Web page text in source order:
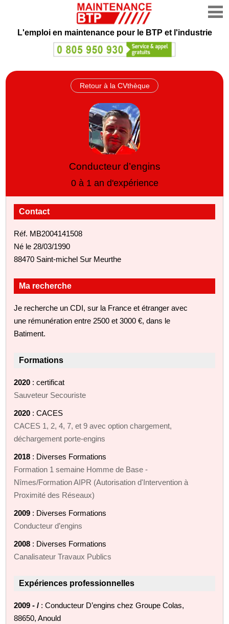
L'emploi en maintenance pour le BTP et l'industrie
Retour à la CVthèque
Conducteur d’engins
0 à 1 an d'expérience
Contact
Réf. MB2004141508
Né le 28/03/1990
88470 Saint-michel Sur Meurthe
Ma recherche
Je recherche un CDI, sur la France et étranger avec
une rémunération entre 2500 et 3000 €, dans le
Batiment.
Formations
2020 : certificat
Sauveteur Secouriste
2020 : CACES
CACES 1, 2, 4, 7, et 9 avec option chargement,
déchargement porte-engins
2018 : Diverses Formations
Formation 1 semaine Homme de Base -
Nîmes/Formation AIPR (Autorisation d'Intervention à
Proximité des Réseaux)
2009 : Diverses Formations
Conducteur d’engins
2008 : Diverses Formations
Canalisateur Travaux Publics
Expériences professionnelles
2009 - / : Conducteur D’engins chez Groupe Colas,
88650, Anould